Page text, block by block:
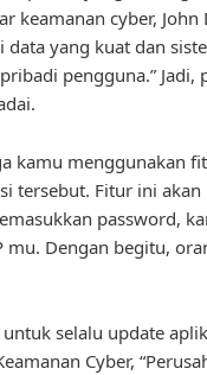
keamanan cyber,
yang kuat dan
pengguna.”
kamu menggunakan
tersebut. Fitur ini
password,
mu. Dengan begitu,
selalu update
Cyber,